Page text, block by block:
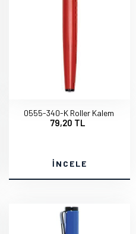
0555-340-K Roller Kalem
79,20 TL
İNCELE